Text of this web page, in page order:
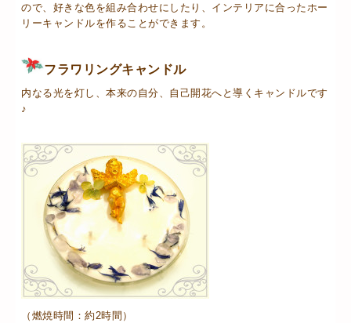
ので、好きな色を組み合わせにしたり、インテリアに合ったホー
リーキャンドルを作ることができます。
フラワリングキャンドル
内なる光を灯し、本来の自分、自己開花へと導くキャンドルです
♪
（燃焼時間：約2時間）